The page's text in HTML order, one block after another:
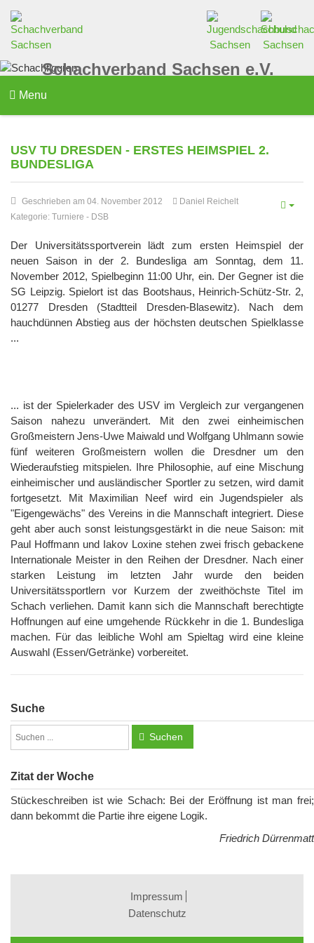
Schachverband Sachsen e.V.
Menu
USV TU DRESDEN - ERSTES HEIMSPIEL 2.
BUNDESLIGA
Geschrieben am 04. November 2012
Daniel Reichelt
Kategorie: Turniere - DSB
Der Universitätssportverein lädt zum ersten Heimspiel der
neuen Saison in der 2. Bundesliga am Sonntag, dem 11.
November 2012, Spielbeginn 11:00 Uhr, ein. Der Gegner ist die
SG Leipzig. Spielort ist das Bootshaus, Heinrich-Schütz-Str. 2,
01277 Dresden (Stadtteil Dresden-Blasewitz). Nach dem
hauchdünnen Abstieg aus der höchsten deutschen Spielklasse
...
... ist der Spielerkader des USV im Vergleich zur vergangenen
Saison nahezu unverändert. Mit den zwei einheimischen
Großmeistern Jens-Uwe Maiwald und Wolfgang Uhlmann sowie
fünf weiteren Großmeistern wollen die Dresdner um den
Wiederaufstieg mitspielen. Ihre Philosophie, auf eine Mischung
einheimischer und ausländischer Sportler zu setzen, wird damit
fortgesetzt. Mit Maximilian Neef wird ein Jugendspieler als
"Eigengewächs" des Vereins in die Mannschaft integriert. Diese
geht aber auch sonst leistungsgestärkt in die neue Saison: mit
Paul Hoffmann und Iakov Loxine stehen zwei frisch gebackene
Internationale Meister in den Reihen der Dresdner. Nach einer
starken Leistung im letzten Jahr wurde den beiden
Universitätssportlern vor Kurzem der zweithöchste Titel im
Schach verliehen. Damit kann sich die Mannschaft berechtigte
Hoffnungen auf eine umgehende Rückkehr in die 1. Bundesliga
machen. Für das leibliche Wohl am Spieltag wird eine kleine
Auswahl (Essen/Getränke) vorbereitet.
Suche
Suchen
Zitat der Woche
Stückeschreiben ist wie Schach: Bei der Eröffnung ist man frei;
dann bekommt die Partie ihre eigene Logik.
Friedrich Dürrenmatt
Impressum
Datenschutz